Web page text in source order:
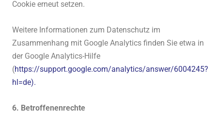
Cookie erneut setzen.
Weitere Informationen zum Datenschutz im
Zusammenhang mit Google Analytics finden Sie etwa in
der Google Analytics-Hilfe
(https://support.google.com/analytics/answer/6004245?
hl=de).
6. Betroffenenrechte